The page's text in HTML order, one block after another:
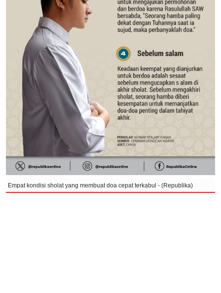
Empat kondisi sholat yang membuat doa cepat terkabul - (Republika)